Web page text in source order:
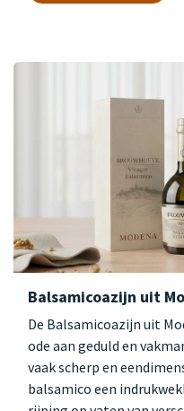
Balsamicoazijn uit
De Balsamicoazijn uit
ode aan geduld en
vaak scherp en
balsamico een